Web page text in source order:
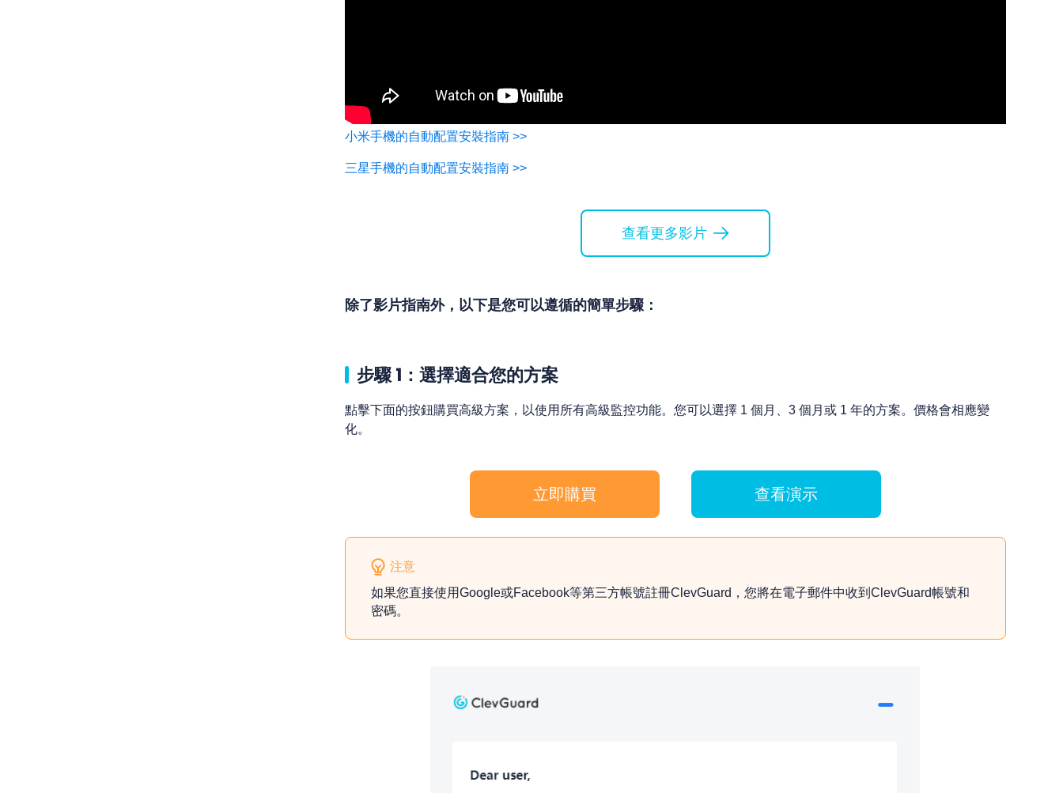
小米手機的自動配置安裝指南 >>
三星手機的自動配置安裝指南 >>
查看更多影片
除了影片指南外，以下是您可以遵循的簡單步驟：
步驟 1：選擇適合您的方案
點擊下面的按鈕購買高級方案，以使用所有高級監控功能。您可以選擇 1 個月、3 個月或 1 年的方案。價格會相應變
化。
立即購買 查看演示
注意
如果您直接使用Google或Facebook等第三方帳號註冊ClevGuard，您將在電子郵件中收到ClevGuard帳號和
密碼。